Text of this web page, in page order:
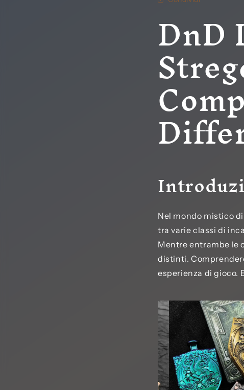
DnD
Nel mondo mistico
tra varie classi di
Mentre entrambe le
distinti.
esperienza di gioco.